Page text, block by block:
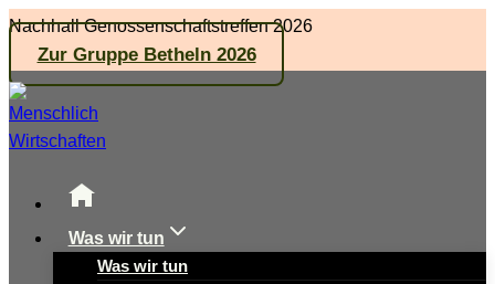
Zum
Inhalt
springen
Nachhall Genossenschaftstreffen 2026
Zur Gruppe Betheln 2026
Was wir tun
Was wir tun